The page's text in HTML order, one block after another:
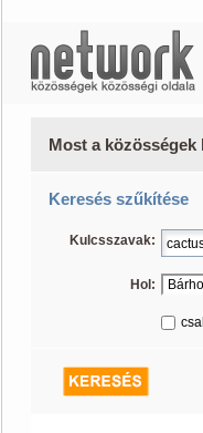
Most a
Keresés szűkítése
Kulcsszavak:
Hol: